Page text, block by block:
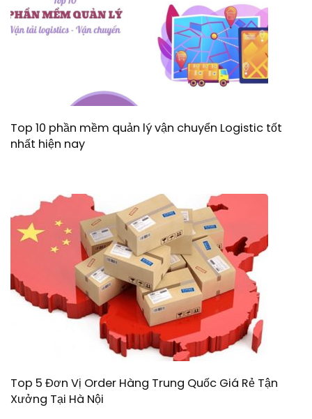
Top 10 phần mềm quản lý vận chuyển Logistic tốt
nhất hiện nay
Top 5 Đơn Vị Order Hàng Trung Quốc Giá Rẻ Tận
Xưởng Tại Hà Nội